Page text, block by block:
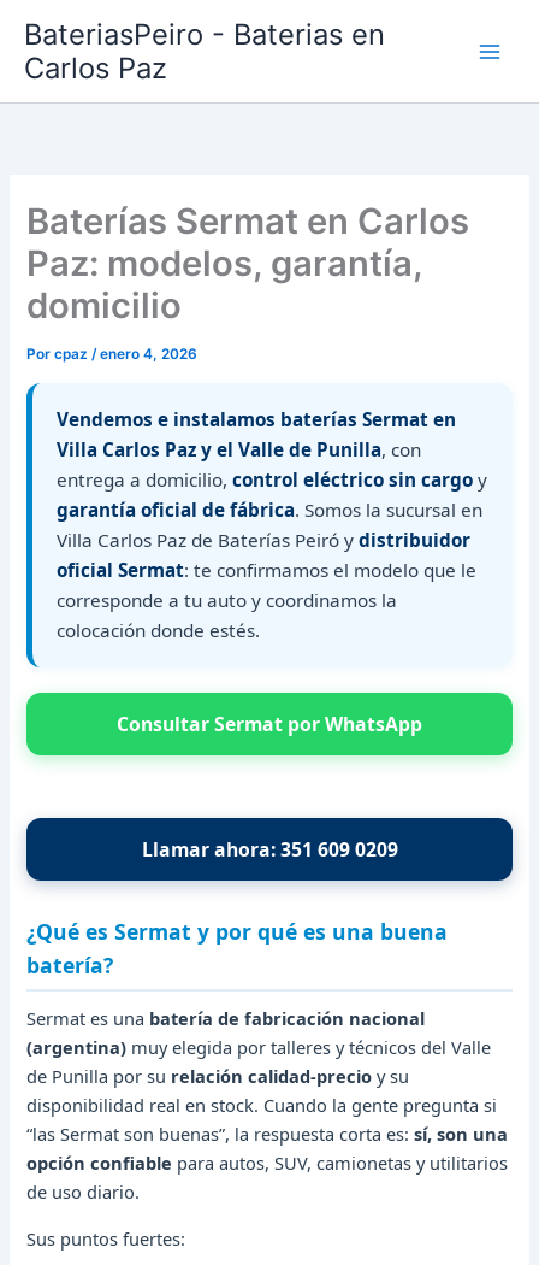
contenido
BateriasPeiro - Baterias en
Carlos Paz
Baterías Sermat en Carlos
Paz: modelos, garantía,
domicilio
Porcpaz/enero 4, 2026
Vendemos e instalamos baterías Sermat en
Villa Carlos Paz y el Valle de Punilla, con
entrega a domicilio,control eléctrico sin cargo y
garantía oficial de fábrica. Somos la sucursal en
Villa Carlos Paz de Baterías Peiró ydistribuidor
oficial Sermat: te confirmamos el modelo que le
corresponde a tu auto y coordinamos la
colocación donde estés.
Consultar Sermat por WhatsApp
Llamar ahora: 351 609 0209
¿Qué es Sermat y por qué es una buena
batería?
Sermat es una batería de fabricación nacional
(argentina) muy elegida por talleres y técnicos del Valle
de Punilla por su relación calidad-precio y su
disponibilidad real en stock. Cuando la gente pregunta si
“las Sermat son buenas”, la respuesta corta es:sí, son una
opción confiable para autos, SUV, camionetas y utilitarios
de uso diario.
Sus puntos fuertes: